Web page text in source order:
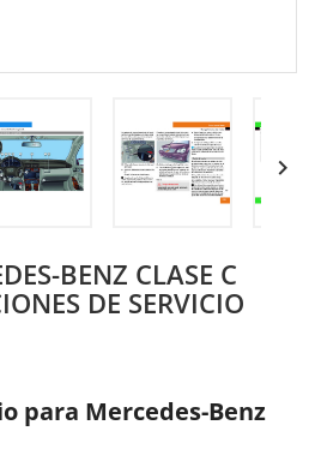

BENZ CLASE C
DE SERVICIO
para Mercedes-Benz